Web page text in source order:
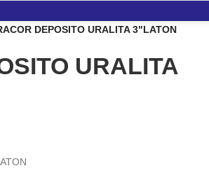
DEPOSITO URALITA 3"LATON
URALITA